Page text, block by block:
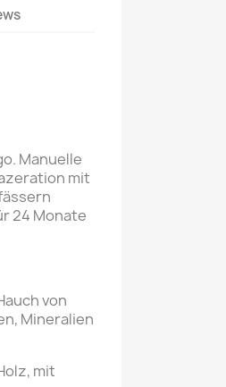
Manuelle
mit
24 Monate
von
Mineralien
mit